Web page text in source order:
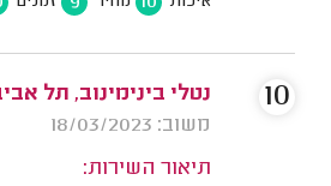
נטלי בינימינוב, תל
משוב: 18/03/2023
תיאור השירות:
10